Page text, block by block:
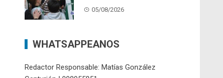
05/08/2026
WHATSAPPEANOS
Redactor Responsable: Matías González